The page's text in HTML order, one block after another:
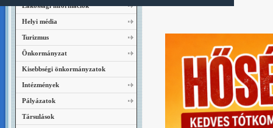
Lakossági információk
Helyi média
Turizmus
Önkormányzat
Kisebbségi önkormányzatok
Intézmények
Pályázatok
Társulások